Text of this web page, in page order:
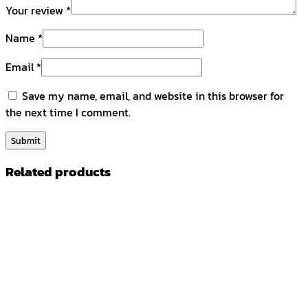
Your review *
Name *
Email*
Save my name, email, and website in this browser for
the next time I comment.
Related products